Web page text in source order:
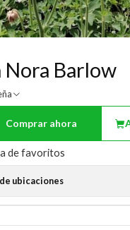
Barlow
Comprar ahora
de favoritos
ubicaciones